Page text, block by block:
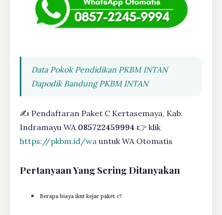
Data Pokok Pendidikan PKBM INTAN
Dapodik Bandung PKBM INTAN
✍ Pendaftaran Paket C Kertasemaya, Kab.
Indramayu WA 085722459994 👉 klik
https://pkbm.id/wa untuk WA Otomatis
Pertanyaan Yang Sering Ditanyakan
Berapa biaya ikut kejar paket c?